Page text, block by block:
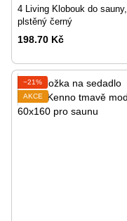
4 Living Klobouk do sauny,
plstěný černý
198.70 Kč
−21%
AKCE